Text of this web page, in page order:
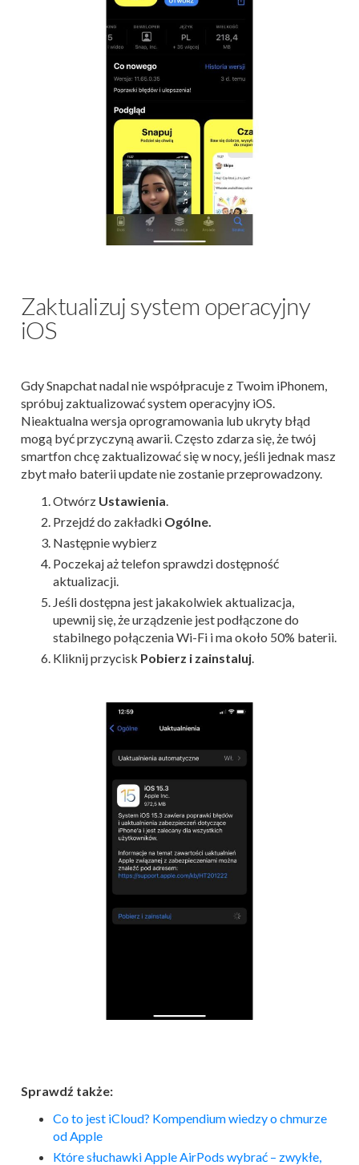
Zaktualizuj system operacyjny
iOS
Gdy Snapchat nadal nie współpracuje z Twoim iPhonem,
spróbuj zaktualizować system operacyjny iOS.
Nieaktualna wersja oprogramowania lub ukryty błąd
mogą być przyczyną awarii. Często zdarza się, że twój
smartfon chcę zaktualizować się w nocy, jeśli jednak masz
zbyt mało baterii update nie zostanie przeprowadzony.
Otwórz Ustawienia.
Przejdź do zakładki Ogólne.
Następnie wybierz
Poczekaj aż telefon sprawdzi dostępność
aktualizacji.
Jeśli dostępna jest jakakolwiek aktualizacja,
upewnij się, że urządzenie jest podłączone do
stabilnego połączenia Wi-Fi i ma około 50% baterii.
Kliknij przycisk Pobierz i zainstaluj.
Sprawdź także:
Co to jest iCloud? Kompendium wiedzy o chmurze
od Apple
Które słuchawki Apple AirPods wybrać – zwykłe,